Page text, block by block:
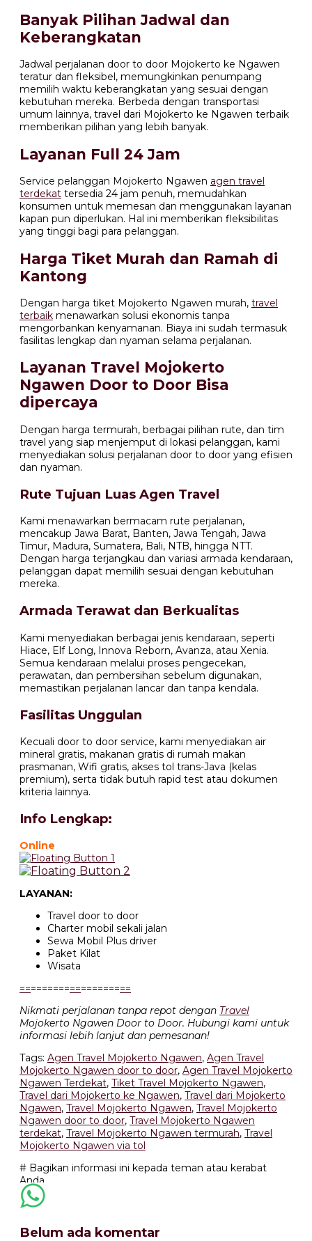
Banyak Pilihan Jadwal dan
Keberangkatan
Jadwal perjalanan door to door Mojokerto ke Ngawen
teratur dan fleksibel, memungkinkan penumpang
memilih waktu keberangkatan yang sesuai dengan
kebutuhan mereka. Berbeda dengan transportasi
umum lainnya, travel dari Mojokerto ke Ngawen terbaik
memberikan pilihan yang lebih banyak.
Layanan Full 24 Jam
Service pelanggan Mojokerto Ngawen agen travel
terdekat tersedia 24 jam penuh, memudahkan
konsumen untuk memesan dan menggunakan layanan
kapan pun diperlukan. Hal ini memberikan fleksibilitas
yang tinggi bagi para pelanggan.
Harga Tiket Murah dan Ramah di
Kantong
Dengan harga tiket Mojokerto Ngawen murah, travel
terbaik menawarkan solusi ekonomis tanpa
mengorbankan kenyamanan. Biaya ini sudah termasuk
fasilitas lengkap dan nyaman selama perjalanan.
Layanan Travel Mojokerto
Ngawen Door to Door Bisa
dipercaya
Dengan harga termurah, berbagai pilihan rute, dan tim
travel yang siap menjemput di lokasi pelanggan, kami
menyediakan solusi perjalanan door to door yang efisien
dan nyaman.
Rute Tujuan Luas Agen Travel
Kami menawarkan bermacam rute perjalanan,
mencakup Jawa Barat, Banten, Jawa Tengah, Jawa
Timur, Madura, Sumatera, Bali, NTB, hingga NTT.
Dengan harga terjangkau dan variasi armada kendaraan,
pelanggan dapat memilih sesuai dengan kebutuhan
mereka.
Armada Terawat dan Berkualitas
Kami menyediakan berbagai jenis kendaraan, seperti
Hiace, Elf Long, Innova Reborn, Avanza, atau Xenia.
Semua kendaraan melalui proses pengecekan,
perawatan, dan pembersihan sebelum digunakan,
memastikan perjalanan lancar dan tanpa kendala.
Fasilitas Unggulan
Kecuali door to door service, kami menyediakan air
mineral gratis, makanan gratis di rumah makan
prasmanan, Wifi gratis, akses tol trans-Java (kelas
premium), serta tidak butuh rapid test atau dokumen
kriteria lainnya.
Info Lengkap:
Online
LAYANAN:
Travel door to door
Charter mobil sekali jalan
Sewa Mobil Plus driver
Paket Kilat
Wisata
====================
Nikmati perjalanan tanpa repot dengan Travel
Mojokerto Ngawen Door to Door. Hubungi kami untuk
informasi lebih lanjut dan pemesanan!
Tags: Agen Travel Mojokerto Ngawen, Agen Travel
Mojokerto Ngawen door to door, Agen Travel Mojokerto
Ngawen Terdekat, Tiket Travel Mojokerto Ngawen,
Travel dari Mojokerto ke Ngawen, Travel dari Mojokerto
Ngawen, Travel Mojokerto Ngawen, Travel Mojokerto
Ngawen door to door, Travel Mojokerto Ngawen
terdekat, Travel Mojokerto Ngawen termurah, Travel
Mojokerto Ngawen via tol
# Bagikan informasi ini kepada teman atau kerabat
Anda
Belum ada komentar